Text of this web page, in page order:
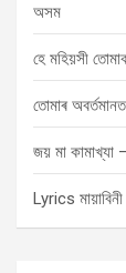
অসম
হে মহিয়সী
তোমাৰ
জয় মা কামাখ্যা –
Lyrics